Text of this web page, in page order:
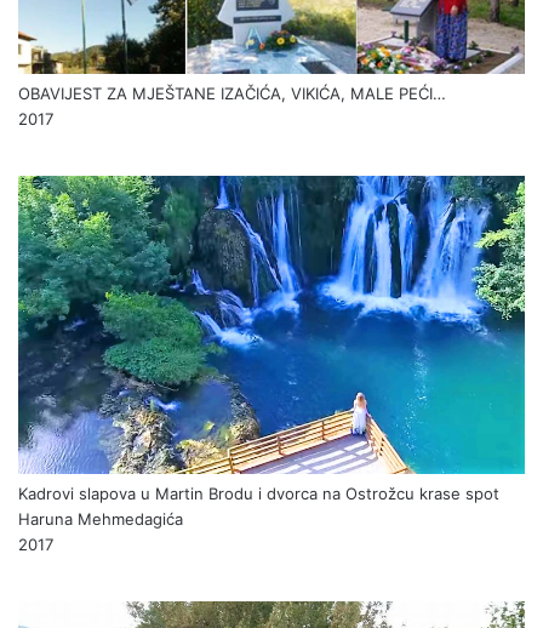
OBAVIJEST ZA MJEŠTANE IZAČIĆA, VIKIĆA, MALE PEĆI…
2017
Kadrovi slapova u Martin Brodu i dvorca na Ostrožcu krase spot
Haruna Mehmedagića
2017